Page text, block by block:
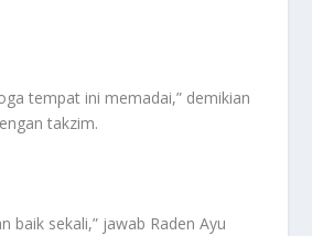
tempat ini memadai,” demikian
takzim.
baik sekali,” jawab Raden Ayu